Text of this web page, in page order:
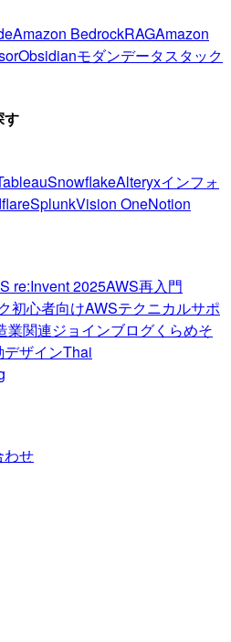
Amazon BedrockRAGAmazon
Obsidianモダンデータスタック
す
SnowflakeAlteryxインフォ
SplunkVision OneNotion
re:Invent 2025AWS再入門
初心者向けAWSテクニカルサポ
業関連ジョインブログくらめそ
デザインThai
わせ